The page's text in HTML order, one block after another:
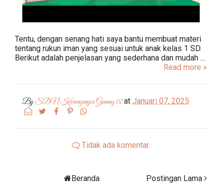
Tentu, dengan senang hati saya bantu membuat materi
tentang rukun iman yang sesuai untuk anak kelas 1 SD.
Berikut adalah penjelasan yang sederhana dan mudah …
Read more »
BySDN Karanganyar Gunung 02at Januari 07, 2025
Tidak ada komentar.
Postingan Lama
Beranda